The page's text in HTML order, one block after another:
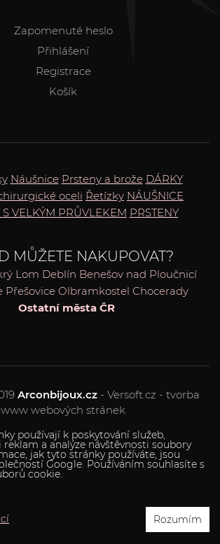
používají k poskytování služeb,
reklam a analýze návštěvnosti soubory
jak tyto stránky používáte, jsou
Google. Používáním souhlasíte s
cookie.
Rozumím
Zapomenuté heslo
Přihlášení
Registrace
Košík
Náušnice Prsteny a brože DÁRKY
oceli Řetízky NÁUŠNICE
VELKÝM PRŮVLEKEM PRSTENY
MŮŽETE NAKUPOVAT?
Lom Deblín Benešov nad Ploučnicí
Přešovice Olbramkostel Chocerady
Ostatní města ČR
Arconbijoux.cz - Versoft.cz - tvorba
www webových stránek